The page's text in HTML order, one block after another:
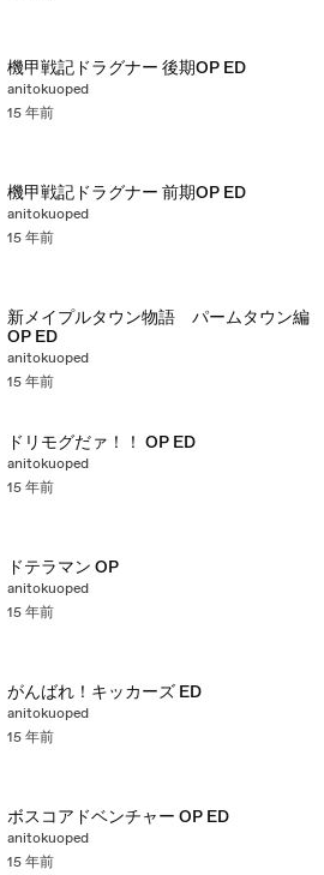
機甲戦記ドラグナー 後期OP ED
anitokuoped
15 年前
機甲戦記ドラグナー 前期OP ED
anitokuoped
15 年前
新メイプルタウン物語 パームタウン編
OP ED
anitokuoped
15 年前
ドリモグだァ！！ OP ED
anitokuoped
15 年前
ドテラマン OP
anitokuoped
15 年前
がんばれ！キッカーズ ED
anitokuoped
15 年前
ボスコアドベンチャー OP ED
anitokuoped
15 年前